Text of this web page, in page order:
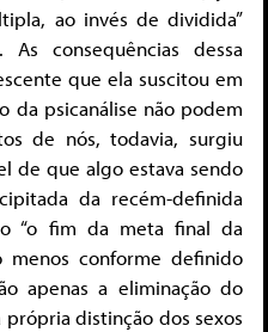
ao invés de dividida”
consequências dessa
que ela suscitou em
da psicanálise não podem
de nós, todavia, surgiu
de que algo estava sendo
da recém-definida
“o fim da meta final da
menos conforme definido
apenas a eliminação do
distinção dos sexos